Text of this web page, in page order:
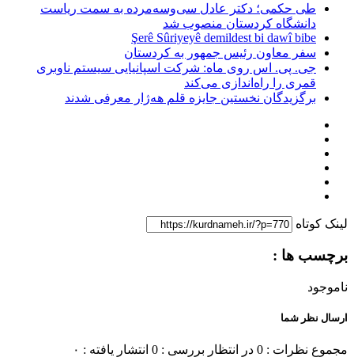
طی حکمی؛ دکتر عادل سی‌وسه‌مرده به سمت ریاست
دانشگاه کردستان منصوب شد
Şerê Sûriyeyê demildest bi dawî bibe
سفر معاون رئیس جمهور به کردستان
جی. پی. اس روی ماه: شرکت اسپانیایی سیستم ناوبری
قمری را راه‌اندازی می‌کند
برگزیدگان نخستین جایزه قلم هه‌ژار معرفی شدند
لینک کوتاه
برچسب ها :
ناموجود
ارسال نظر شما
مجموع نظرات : 0 در انتظار بررسی : 0 انتشار یافته : ۰